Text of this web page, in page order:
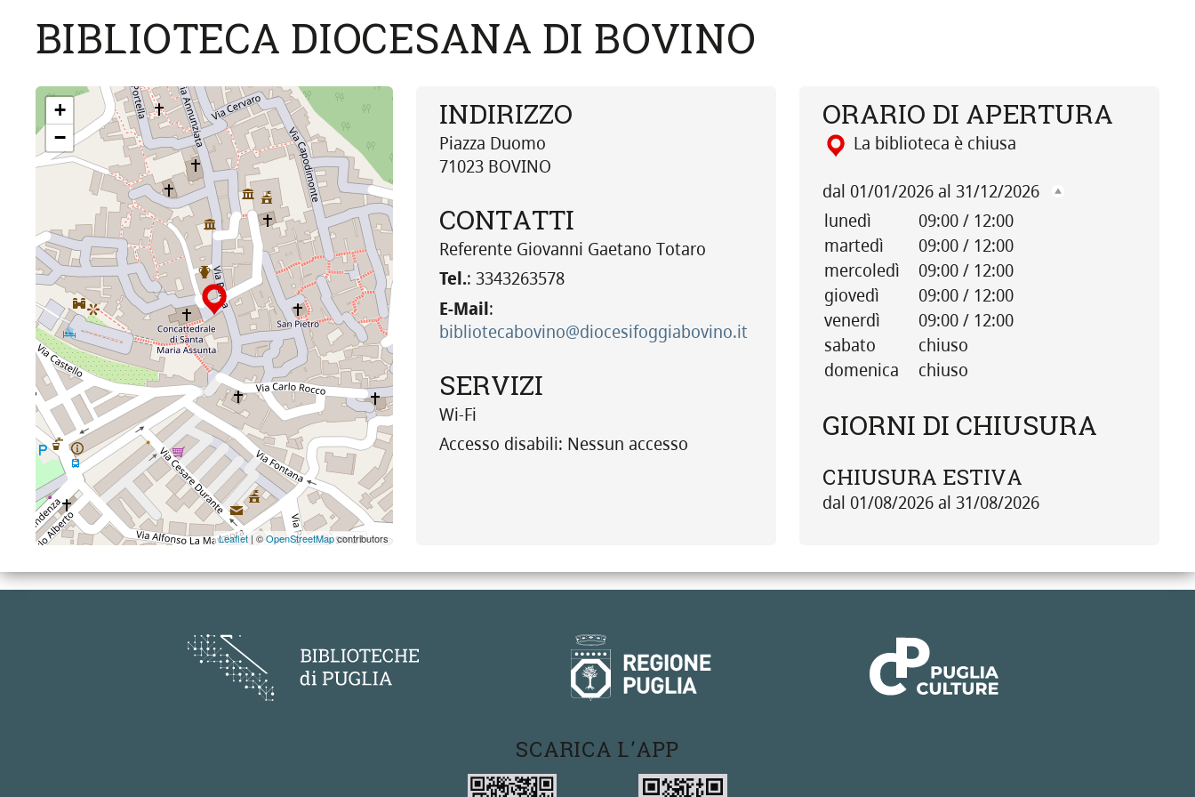
BIBLIOTECA DIOCESANA DI BOVINO
+
−
Leaflet | ©OpenStreetMapcontributors
INDIRIZZO
Piazza Duomo
71023 BOVINO
CONTATTI
Referente Giovanni Gaetano Totaro
Tel.: 3343263578
E-Mail:
bibliotecabovino@diocesifoggiabovino.it
SERVIZI
Wi-Fi
Accesso disabili: Nessun accesso
ORARIO DI APERTURA
La biblioteca è chiusa
dal 01/01/2026 al 31/12/2026
lunedì
09:00 / 12:00
martedì
09:00 / 12:00
mercoledì
09:00 / 12:00
giovedì
09:00 / 12:00
venerdì
09:00 / 12:00
sabato
chiuso
domenica
chiuso
GIORNI DI CHIUSURA
CHIUSURA ESTIVA
dal 01/08/2026 al 31/08/2026
SCARICA L'APP